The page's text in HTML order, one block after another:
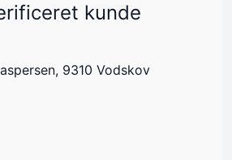
kunde
9310 Vodskov